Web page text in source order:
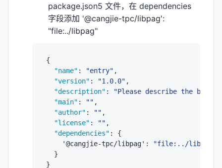
package.json5 文件，在 dependencies
字段添加 '@cangjie-tpc/libpag':
"file:../libpag"
{
"name" : "entry" ,
"version" : "1.0.0" ,
"description" :
"Please describe the
"main" : "" ,
"author" : "" ,
"license" : "" ,
"dependencies" :
{
    '@cangjie-tpc/libpag'
:
"file:../libpag"
}
}